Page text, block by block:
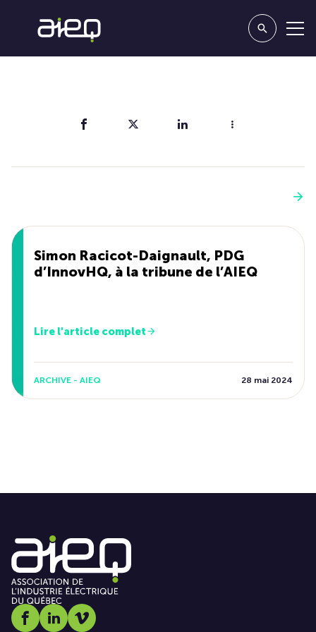
Simon Racicot-Daignault, PDG
d’InnovHQ, à la tribune de l’AIEQ
Lire l'article complet
ARCHIVE - AIEQ 28 mai 2024
Social media link icon-facebook
Social media link icon-linkedin
Social media link icon-vimeo